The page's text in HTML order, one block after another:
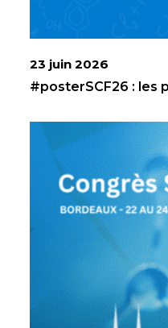
23 juin 2026
#posterSCF26 : les